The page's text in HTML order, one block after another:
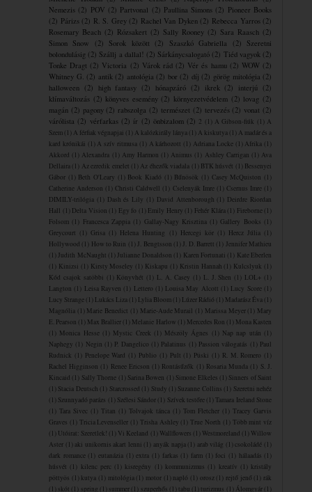
Nemezis (2) POV (2) Partvonal (2) Paullina Simons (2) Pioneer Books
(2) Párizs (2) R. S. Grey (2) Rachel Van Dyken (2) Rebecca Yarros (2)
Rosemary Beach (2) Rózsakert (2) Sally Rooney (2) Sara Raasch (2)
Simon Snow
(2) Sorok között (2) Szaszkó Gabriella (2)
Szeretni
bolondulásig (2) Szállj a dallal! (2) Sárkánycsalogató (2) Tiéd vagyok (2)
Tonke Dragt (2) Victoria (2) Várok rád (2) Vér és hamu (2) WOW (2)
Whitney G. (2) antik (2) antológia (2) bor (2) díj (2) görög mitológia (2)
halloween (2) high fantasy (2) hónapzáró (2) ikrek (2) interjú (2)
klímaváltozás (2) könyves esemény (2) környezetvédelem (2) lovag (2)
magán (2) pagony (2) rabszolga (2) természet (2) tervezés (2) vonat (2)
várólista (2) vérfarkas (2) ír (2) önbizalom (2) 2 (1) A Gibson-fiúk (1) A
Szem (1) A férfiak végnapjai (1) A kalózkirály lánya (1) A kiskutya (1) A madár és a
kard krónikái
(1) A szív ritmusa (1) A ​kárhozott (1) Adriana Locke (1) Afrika
(1)
Akkord
(1) Alexandra (1) Amy Harmon (1) Animus (1) Ashley Carrigan (1) Ava
Dellaira (1) Az ezredik emelet (1) Az éhezők viadala (1) BTK húsvét (1) Bessenyei
Gábor
(1) Beth O'Leary (1) Book Kiadó (1) Bűnösök (1) Casey McQuiston
(1)
Catherine Anderson
(1) Christi Caldwell (1) Cselenyák Imre (1) Csernus Imre
(1)
DIMILY-trilógia
(1) Dash és Lily (1) David Attenborough (1) Deirdre Riordan
Hall
(1) Delta Vision (1) Egy fo (1) Emily Henry (1) Fehér Klára (1) Fireborne (1)
Folsom
(1) Francesca Zappia (1) Gallay-Nagy Krisztina (1) Gallery Books
(1)
Greycourt
(1) Grisa (1) Helena Hunting (1) Hercegi kör (1) Hercz Júlia
(1)
Hollywood
(1) How to Ruin (1)J. Bengtsson (1)J. D. Barrett (1) Jennifer Mathieu
(1)Judith McNaught (1)Julianne Donaldson (1) Karen Fortunati (1) Kate Eberlen
(1) Kinizsi (1) Kirsty Moseley (1) Kiskapu (1) Kristin Hannah (1) Kulcslyuk
(1)
Kód csajok satöbbi
(1) Könyvhét (1) L. A. Casey (1) L. J. Shen (1) LOL+
(1)
Langton
(1) Leisa Rayven (1) Lettero (1) Louisa May Alcott (1) Lucy Score
(1)
Lucy Strange (1) Lukács Liza (1) Lylia Bloom (1) Lúzer Rádió (1) Madarász Éva (1)
Magnólia
(1) Marie Benedict (1) Marie-Aude Murail (1) Marissa Meyer (1) Mary
E. Pearson
(1) Max Brallier (1) Melanie Harlow (1) Mercedes Ron (1) Mona Kasten
(1) Monica Hesse (1) Mystic Creek (1) Mészöly Ágnes (1) Nap nap után
(1)
Naphegy
(1) Negin (1) P. Dangelico (1) Palatinus (1) Passion válogatás (1) Paul
Rudnick
(1) Penelope Ward (1) Publio (1) Pult (1) Püski (1) R. M. Romero
(1)
Rachel Higginson
(1) Renee Ericson (1) Rontásűzők (1) Rosaria Munda (1) S. J.
Kincaid
(1) Sally Thorne (1) Sarina Bowen (1) Simone Elkeles (1) Sinners of Saint
(1) Stacia Deutsch (1) Starcrossed (1) Study (1) Suzanne Collins (1) Szeretni nehéz
(1) Szunnyadó parázs (1) Szélesi Sándor (1) Szívek testőre (1)Tamara Ireland Stone
(1) Tara Sivec (1) Titan (1) Tolvajok ​tánca (1) Tom Fletcher (1) Tracey Garvis
Graves
(1) Tricia Levenseller (1) Trisha Ashley (1) True North (1) Több mint víz
(1) Utóirat: Szeretlek! (1) Vi Keeland (1) Wallflowers (1) Westmoreland (1) Willow
Aster
(1) aki unikornis akart lenni (1) anyák napja (1) arab világ (1)csokoládé
(1)
dark romance
(1) eutanázia (1) extra (1) farkas (1) farm (1) foci (1) hálaadás
(1)
húsvét
(1) kilenc perc (1) kisregény (1) kommunizmus (1) kreatív (1) kristály
pöttyös
(1) kutya (1) mitológia (1) motor (1) napló (1) orosz (1) rejtő jenő (1) rák
(1) skót (1) spring (1) summer (1) szuperhős (1) tabu (1) turizmus (1) Álomgyár (1)